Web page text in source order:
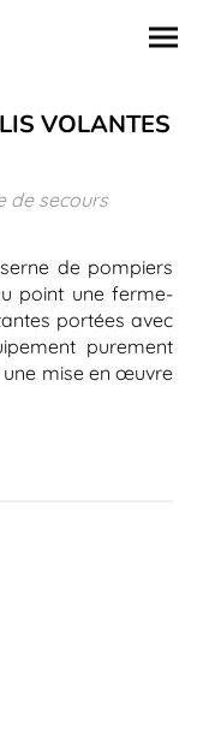
VOLANTES
de secours
de pompiers
point une ferme-
portées avec
purement
mise en œuvre